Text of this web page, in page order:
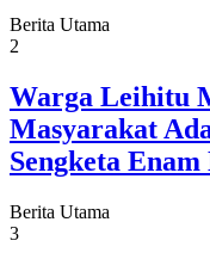
Berita Utama
2
Warga Leihitu
Masyarakat
Sengketa
Berita Utama
3